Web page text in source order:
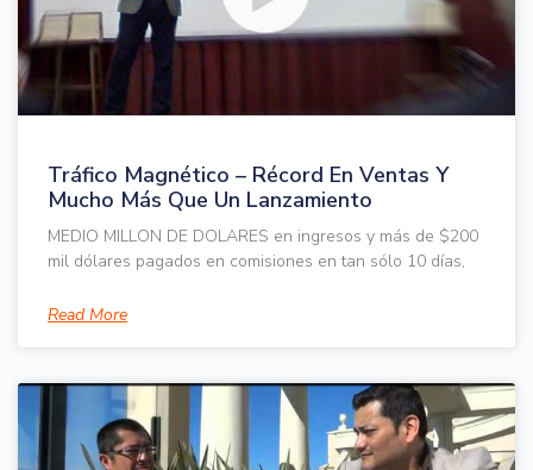
Tráfico Magnético – Récord En Ventas Y
Mucho Más Que Un Lanzamiento
MEDIO MILLON DE DOLARES en ingresos y más de $200
mil dólares pagados en comisiones en tan sólo 10 días,
Read More